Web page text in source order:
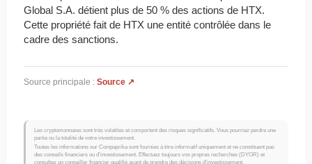
Global S.A. détient plus de 50 % des actions de HTX.
Cette propriété fait de HTX une entité contrôlée dans le
cadre des sanctions.
Source principale : Source ↗
Les cryptomonnaies sont très volatiles et comportent des risques significatifs. Vous pourriez perdre une
partie ou la totalité de votre investissement.
Toutes les informations sur Coinpaprika sont fournies à titre informatif uniquement et ne constituent pas
des conseils financiers ou d'investissement. Effectuez toujours vos propres recherches (DYOR) et
consultez un conseiller financier qualifié avant de prendre des décisions d'investissement.